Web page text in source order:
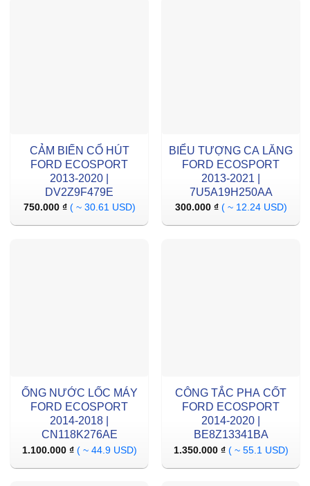
CẢM BIẾN CỔ HÚT
FORD ECOSPORT
2013-2020 |
DV2Z9F479E
750.000 ₫ ( ~ 30.61 USD)
BIỂU TƯỢNG CA LĂNG
FORD ECOSPORT
2013-2021 |
7U5A19H250AA
300.000 ₫ ( ~ 12.24 USD)
ỐNG NƯỚC LỐC MÁY
FORD ECOSPORT
2014-2018 |
CN118K276AE
1.100.000 ₫ ( ~ 44.9 USD)
CÔNG TẮC PHA CỐT
FORD ECOSPORT
2014-2020 |
BE8Z13341BA
1.350.000 ₫ ( ~ 55.1 USD)